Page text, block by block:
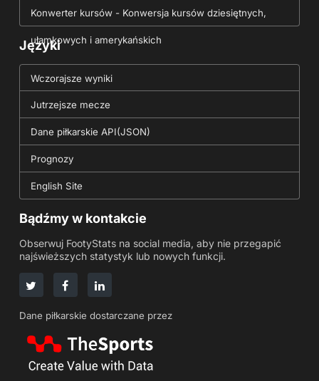
Konwerter kursów - Konwersja kursów dziesiętnych,
ułamkowych i amerykańskich
Języki
Wczorajsze wyniki
Jutrzejsze mecze
Dane piłkarskie API(JSON)
Prognozy
English Site
Bądźmy w kontakcie
Obserwuj FootyStats na social media, aby nie przegapić
najświeższych statystyk lub nowych funkcji.
Dane piłkarskie dostarczane przez